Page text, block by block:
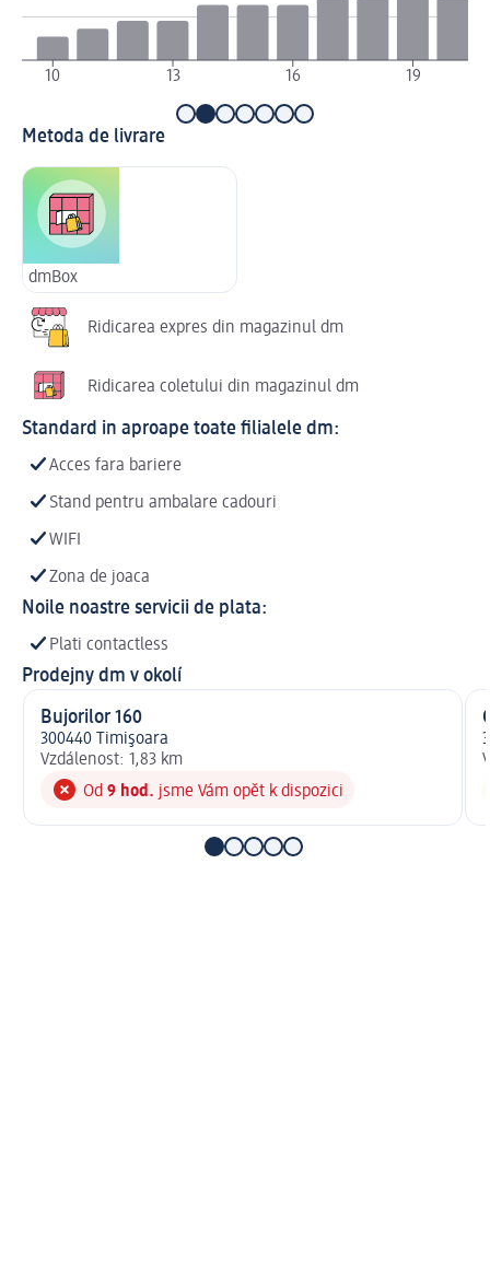
10 13 16 19
Metoda de livrare
dmBox
Ridicarea expres din magazinul dm
Ridicarea coletului din magazinul dm
Standard in aproape toate filialele dm:
Acces fara bariere
Stand pentru ambalare cadouri
WIFI
Zona de joaca
Noile noastre servicii de plata:
Plati contactless
Prodejny dm v okolí
Bujorilor 160
300440 Timişoara
Vzdálenost: 1,83 km
Od 9 hod. jsme Vám opět k dispozici